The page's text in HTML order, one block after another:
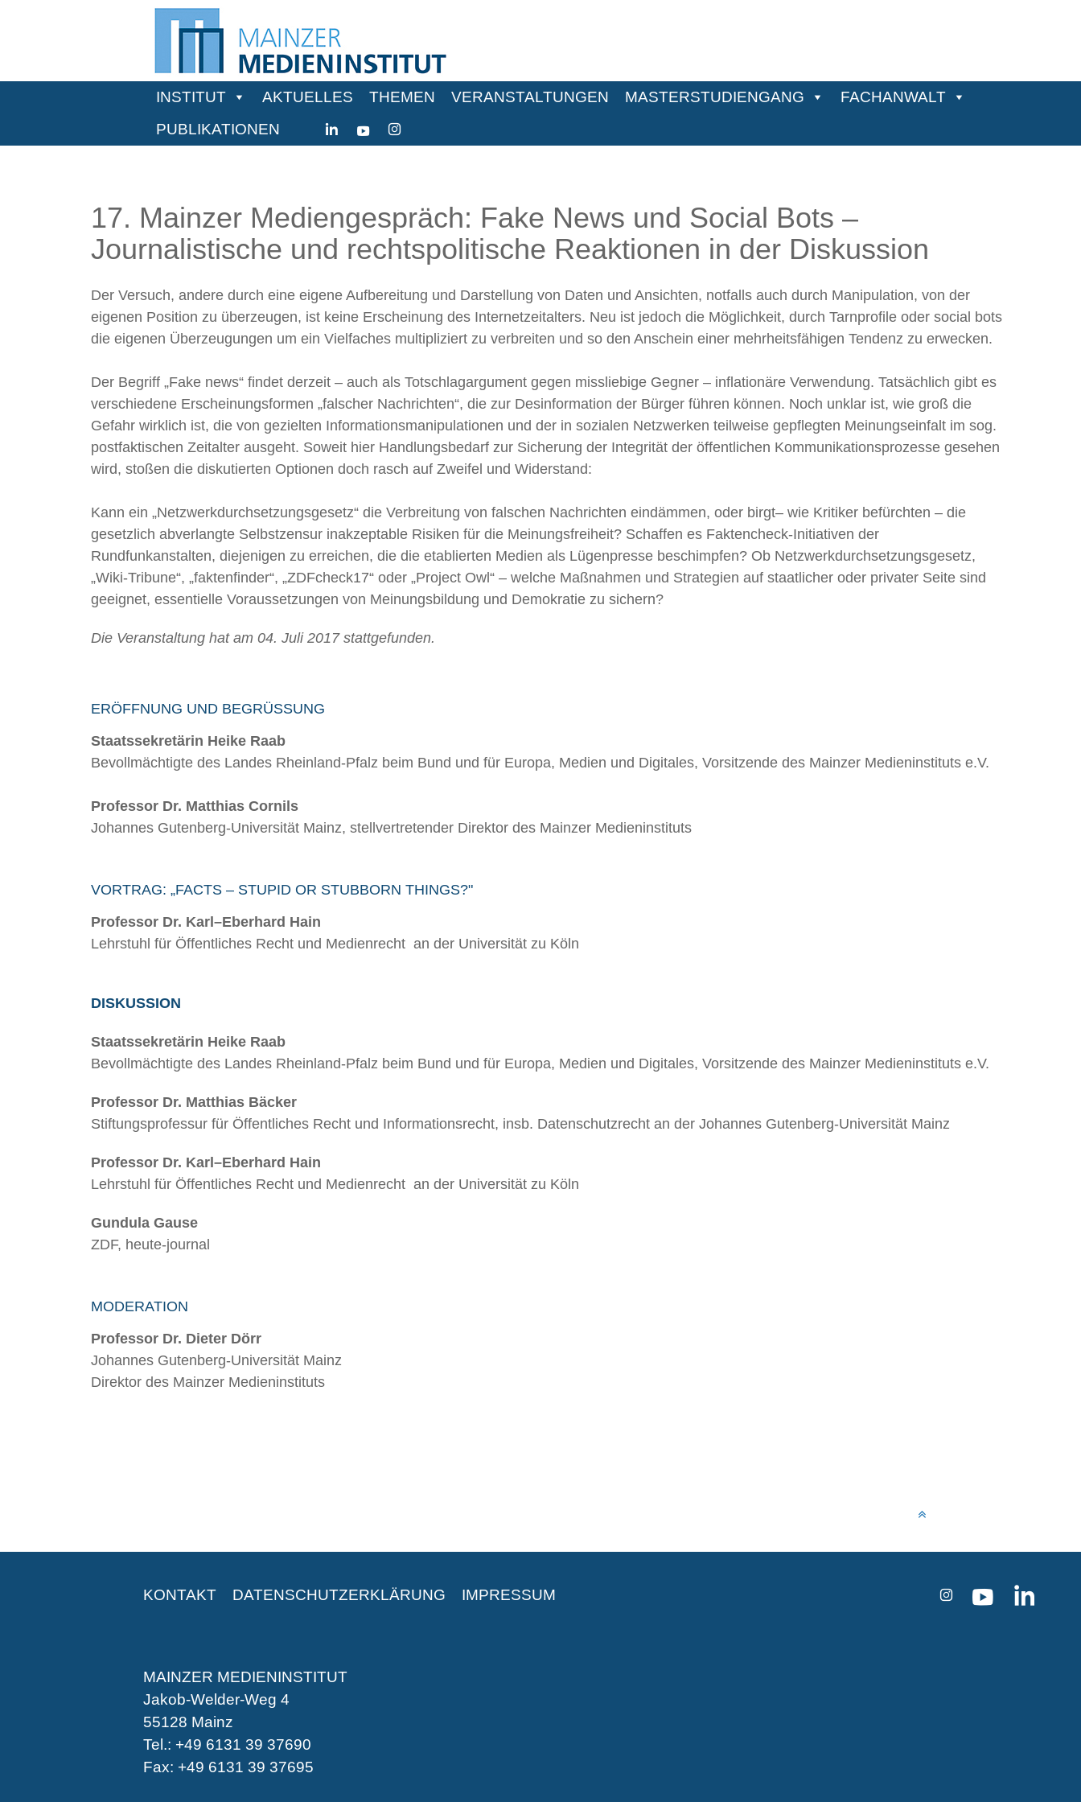
INSTITUT AKTUELLES THEMEN VERANSTALTUNGEN MASTERSTUDIENGANG
FACHANWALT
PUBLIKATIONEN
17. Mainzer Mediengespräch: Fake News und Social Bots –
Journalistische und rechtspolitische Reaktionen in der Diskussion
Der Versuch, andere durch eine eigene Aufbereitung und Darstellung von Daten und Ansichten, notfalls auch durch Manipulation, von der
eigenen Position zu überzeugen, ist keine Erscheinung des Internetzeitalters. Neu ist jedoch die Möglichkeit, durch Tarnprofile oder social bots
die eigenen Überzeugungen um ein Vielfaches multipliziert zu verbreiten und so den Anschein einer mehrheitsfähigen Tendenz zu erwecken.
Der Begriff „Fake news“ findet derzeit – auch als Totschlagargument gegen missliebige Gegner – inflationäre Verwendung. Tatsächlich gibt es
verschiedene Erscheinungsformen „falscher Nachrichten“, die zur Desinformation der Bürger führen können. Noch unklar ist, wie groß die
Gefahr wirklich ist, die von gezielten Informationsmanipulationen und der in sozialen Netzwerken teilweise gepflegten Meinungseinfalt im sog.
postfaktischen Zeitalter ausgeht. Soweit hier Handlungsbedarf zur Sicherung der Integrität der öffentlichen Kommunikationsprozesse gesehen
wird, stoßen die diskutierten Optionen doch rasch auf Zweifel und Widerstand:
Kann ein „Netzwerkdurchsetzungsgesetz“ die Verbreitung von falschen Nachrichten eindämmen, oder birgt– wie Kritiker befürchten – die
gesetzlich abverlangte Selbstzensur inakzeptable Risiken für die Meinungsfreiheit? Schaffen es Faktencheck-Initiativen der
Rundfunkanstalten, diejenigen zu erreichen, die die etablierten Medien als Lügenpresse beschimpfen? Ob Netzwerkdurchsetzungsgesetz,
„Wiki-Tribune“, „faktenfinder“, „ZDFcheck17“ oder „Project Owl“ – welche Maßnahmen und Strategien auf staatlicher oder privater Seite sind
geeignet, essentielle Voraussetzungen von Meinungsbildung und Demokratie zu sichern?
Die Veranstaltung hat am 04. Juli 2017 stattgefunden.
ERÖFFNUNG UND BEGRÜSSUNG
Staatssekretärin Heike Raab
Bevollmächtigte des Landes Rheinland-Pfalz beim Bund und für Europa, Medien und Digitales, Vorsitzende des Mainzer Medieninstituts e.V.
Professor Dr. Matthias Cornils
Johannes Gutenberg-Universität Mainz, stellvertretender Direktor des Mainzer Medieninstituts
VORTRAG: „FACTS – STUPID OR STUBBORN THINGS?"
Professor Dr. Karl–Eberhard Hain
Lehrstuhl für Öffentliches Recht und Medienrecht an der Universität zu Köln
DISKUSSION
Staatssekretärin Heike Raab
Bevollmächtigte des Landes Rheinland-Pfalz beim Bund und für Europa, Medien und Digitales, Vorsitzende des Mainzer Medieninstituts e.V.
Professor Dr. Matthias Bäcker
Stiftungsprofessur für Öffentliches Recht und Informationsrecht, insb. Datenschutzrecht an der Johannes Gutenberg-Universität Mainz
Professor Dr. Karl–Eberhard Hain
Lehrstuhl für Öffentliches Recht und Medienrecht an der Universität zu Köln
Gundula Gause
ZDF, heute-journal
MODERATION
Professor Dr. Dieter Dörr
Johannes Gutenberg-Universität Mainz
Direktor des Mainzer Medieninstituts
KONTAKT DATENSCHUTZERKLÄRUNG IMPRESSUM
MAINZER MEDIENINSTITUT
Jakob-Welder-Weg 4
55128 Mainz
Tel.: +49 6131 39 37690
Fax: +49 6131 39 37695